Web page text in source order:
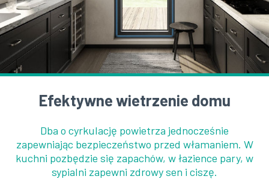
Efektywne wietrzenie domu
Dba o cyrkulację powietrza jednocześnie
zapewniając bezpieczeństwo przed włamaniem. W
kuchni pozbędzie się zapachów, w łazience pary, w
sypialni zapewni zdrowy sen i ciszę.